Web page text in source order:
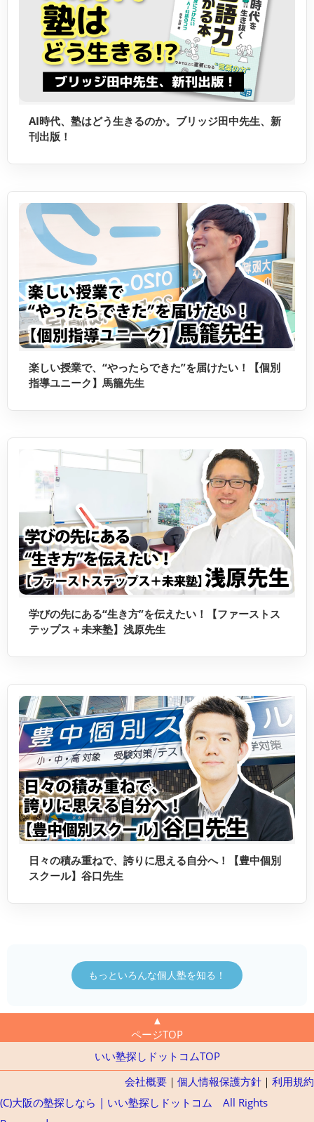
AI時代、塾はどう生きるのか。ブリッジ田中先生、新
刊出版！
楽しい授業で、“やったらできた”を届けたい！【個別
指導ユニーク】馬籠先生
学びの先にある“生き方”を伝えたい！【ファーストス
テップス＋未来塾】浅原先生
日々の積み重ねで、誇りに思える自分へ！【豊中個別
スクール】谷口先生
もっといろんな個人塾を知る！
▲
ページTOP
いい塾探しドットコムTOP
会社概要 ｜ 個人情報保護方針 ｜ 利用規約
(C)大阪の塾探しなら | いい塾探しドットコム All Rights